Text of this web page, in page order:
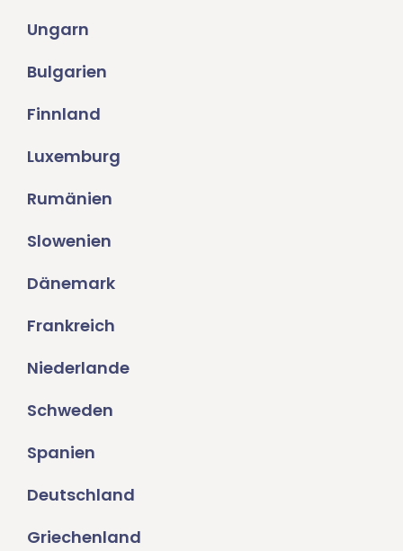
Ungarn
Bulgarien
Finnland
Luxemburg
Rumänien
Slowenien
Dänemark
Frankreich
Niederlande
Schweden
Spanien
Deutschland
Griechenland